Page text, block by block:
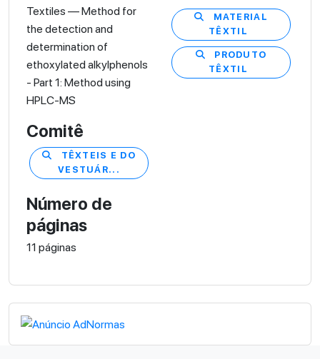
Textiles — Method for
the detection and
determination of
ethoxylated alkylphenols
- Part 1: Method using
HPLC-MS
Comitê
TÊXTEIS E DO
VESTUÁR...
Número de
páginas
11 páginas
MATERIAL
TÊXTIL
PRODUTO
TÊXTIL